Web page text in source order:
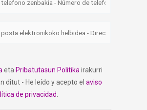
eta Pribatutasun Politika irakurri
ditut - He leído y acepto el aviso
de privacidad